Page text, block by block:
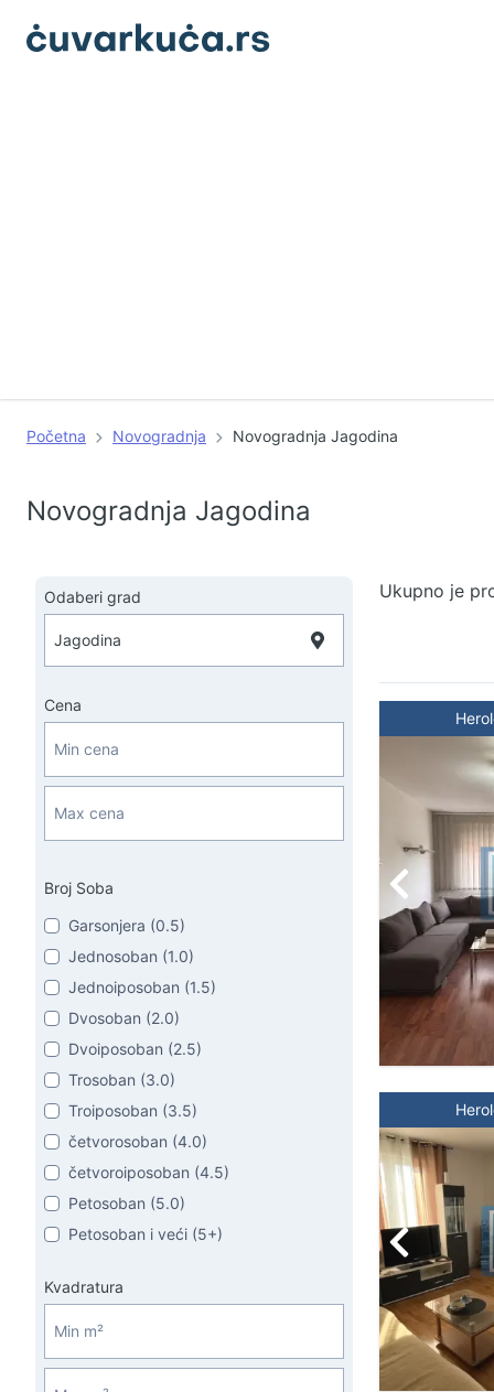
Početna Novogradnja Novogradnja Jagodina
Novogradnja Jagodina
Odaberi grad
Cena
Broj Soba
Garsonjera (0.5)
Jednosoban (1.0)
Jednoiposoban (1.5)
Dvosoban (2.0)
Dvoiposoban (2.5)
Trosoban (3.0)
Troiposoban (3.5)
četvorosoban (4.0)
četvoroiposoban (4.5)
Petosoban (5.0)
Petosoban i veći (5+)
Kvadratura
Ukupno je